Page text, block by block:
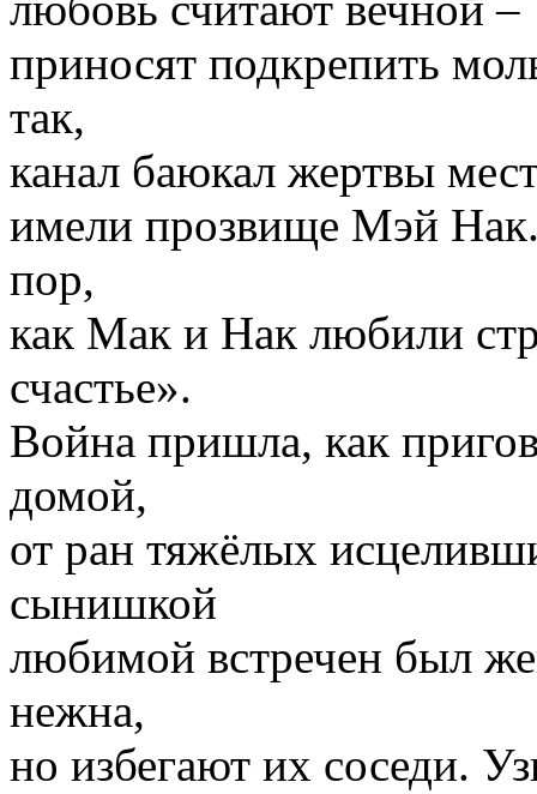
приносят подкрепить
так,
канал баюкал жертвы
имели прозвище Мэй
пор,
как Мак и Нак любили
счастье».
Война пришла, как
домой,
от ран тяжёлых
сынишкой
любимой встречен был
нежна,
но избегают их соседи.